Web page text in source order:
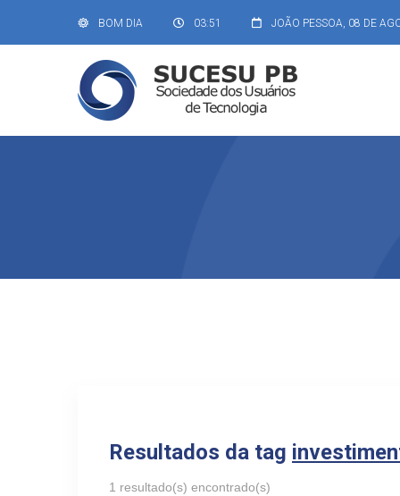
BOM DIA 03:51 JOÃO PESSOA, 08 DE
Resultados da tag
1 resultado(s) encontrado(s)